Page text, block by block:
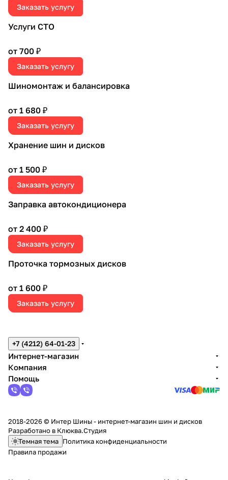
Заказать услугу
Услуги СТО
от 700 ₽
Заказать услугу
Шиномонтаж и балансировка
от 1 680 ₽
Заказать услугу
Хранение шин и дисков
от 1 500 ₽
Заказать услугу
Заправка автокондиционера
от 2 400 ₽
Заказать услугу
Проточка тормозных дисков
от 1 600 ₽
Заказать услугу
+7 (4212) 64-01-23
Интернет-магазин
Компания
Помощь
2018-2026 © Интер Шины - интернет-магазин шин и дисков
Разработано в Клюква.Студия
Темная тема Политика конфиденциальности
Правила продажи